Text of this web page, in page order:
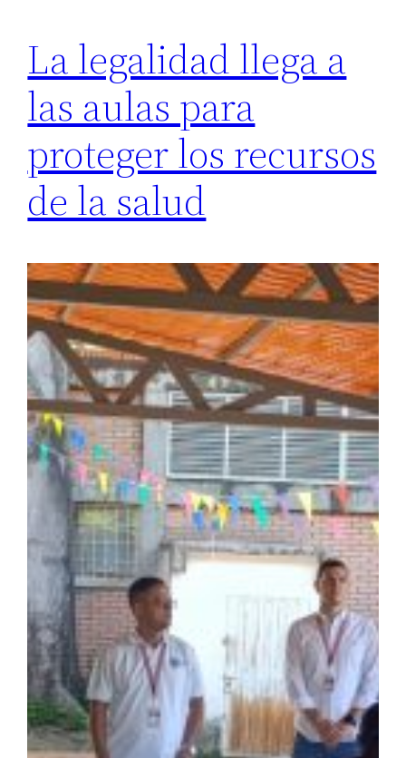
La legalidad llega a
las aulas para
proteger los recursos
de la salud